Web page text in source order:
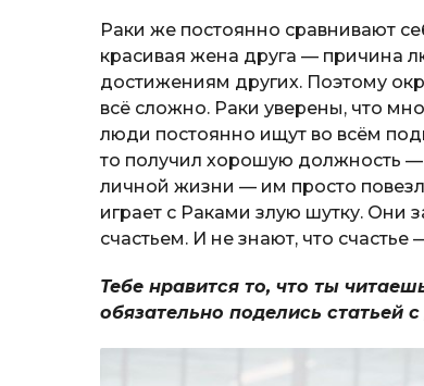
Раки же постоянно сравнивают
красивая жена друга — причина
достижениям других. Поэтому
всё сложно. Раки уверены, что
люди постоянно ищут во всём
то получил хорошую должность —
личной жизни — им просто
играет с Раками злую шутку. Они
счастьем. И не знают, что
Тебе нравится то, что ты
обязательно поделись статьей